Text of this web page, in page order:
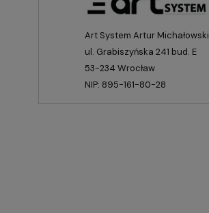
Art System Artur Michałowski
ul. Grabiszyńska 241 bud. E
53-234 Wrocław
NIP: 895-161-80-28